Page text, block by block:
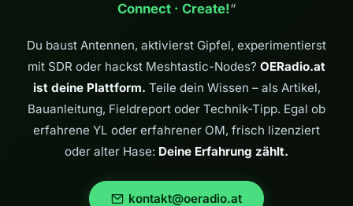
Connect · Create!“
Du baust Antennen, aktivierst Gipfel, experimentierst
mit SDR oder hackst Meshtastic-Nodes? OERadio.at
ist deine Plattform. Teile dein Wissen – als Artikel,
Bauanleitung, Fieldreport oder Technik-Tipp. Egal ob
erfahrene YL oder erfahrener OM, frisch lizenziert
oder alter Hase: Deine Erfahrung zählt.
kontakt@oeradio.at